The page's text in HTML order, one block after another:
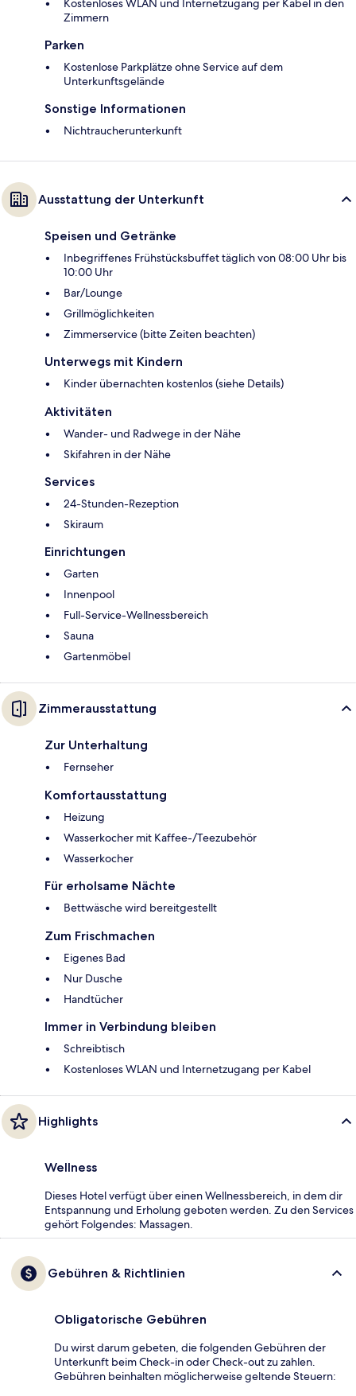
Kostenloses WLAN und Internetzugang per Kabel in den
Zimmern
Parken
Kostenlose Parkplätze ohne Service auf dem
Unterkunftsgelände
Sonstige Informationen
Nichtraucherunterkunft
Ausstattung der Unterkunft
Speisen und Getränke
Inbegriffenes Frühstücksbuffet täglich von 08:00 Uhr bis
10:00 Uhr
Bar/Lounge
Grillmöglichkeiten
Zimmerservice (bitte Zeiten beachten)
Unterwegs mit Kindern
Kinder übernachten kostenlos (siehe Details)
Aktivitäten
Wander- und Radwege in der Nähe
Skifahren in der Nähe
Services
24-Stunden-Rezeption
Skiraum
Einrichtungen
Garten
Innenpool
Full-Service-Wellnessbereich
Sauna
Gartenmöbel
Zimmerausstattung
Zur Unterhaltung
Fernseher
Komfortausstattung
Heizung
Wasserkocher mit Kaffee-/Teezubehör
Wasserkocher
Für erholsame Nächte
Bettwäsche wird bereitgestellt
Zum Frischmachen
Eigenes Bad
Nur Dusche
Handtücher
Immer in Verbindung bleiben
Schreibtisch
Kostenloses WLAN und Internetzugang per Kabel
Highlights
Wellness
Dieses Hotel verfügt über einen Wellnessbereich, in dem dir
Entspannung und Erholung geboten werden. Zu den Services
gehört Folgendes: Massagen.
Gebühren & Richtlinien
Obligatorische Gebühren
Du wirst darum gebeten, die folgenden Gebühren der
Unterkunft beim Check-in oder Check-out zu zahlen.
Gebühren beinhalten möglicherweise geltende Steuern: